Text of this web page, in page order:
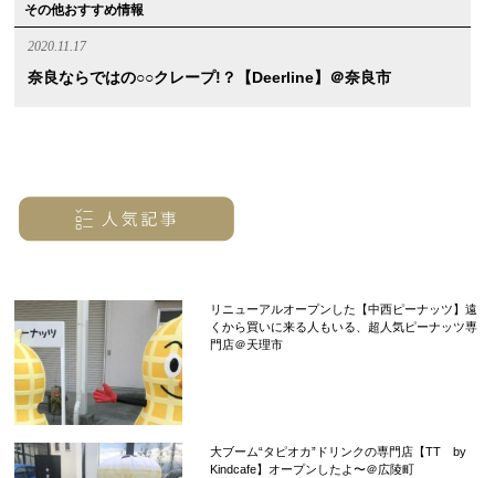
その他おすすめ情報
2020.11.17
奈良ならではの○○クレープ!？【Deerline】＠奈良市
リニューアルオープンした【中西ピーナッツ】遠
くから買いに来る人もいる、超人気ピーナッツ専
門店＠天理市
大ブーム“タピオカ”ドリンクの専門店【TT by
Kindcafe】オープンしたよ〜＠広陵町